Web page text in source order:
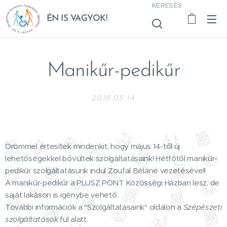
ÉN IS VAGYOK!
KERESÉS
Manikűr-pedikűr
2018.05.14
Örömmel értesítek mindenkit, hogy május 14-től új
lehetőségekkel bővültek szolgáltatásaink! Hétfőtől manikűr-
pedikűr szolgáltatásunk indul Zoufal Béláné vezetésével!
A manikűr-pedikűr a PLUSZ PONT Közösségi Házban lesz, de
saját lakáson is igénybe vehető.
További információk a "Szolgáltatásaink" oldalon a Szépészeti
szolgáltatásokfül alatt.